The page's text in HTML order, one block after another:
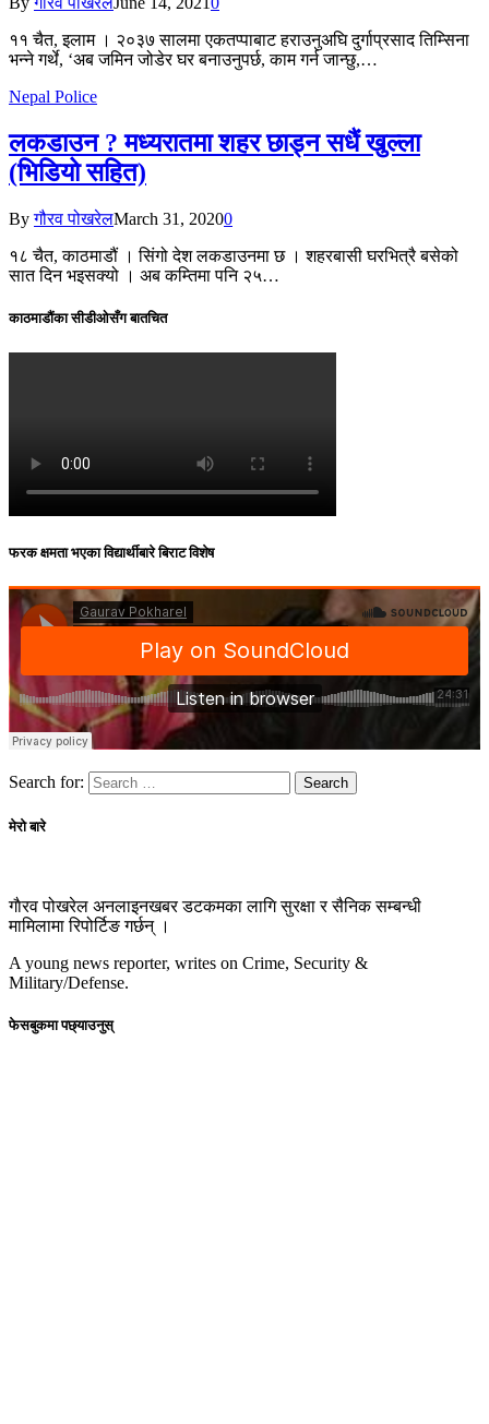
११ चैत, इलाम । २०३७ सालमा एकतप्पाबाट हराउनुअघि दुर्गाप्रसाद तिम्सिना
भन्ने गर्थे, ‘अब जमिन जोडेर घर बनाउनुपर्छ, काम गर्न जान्छु,…
Nepal Police
लकडाउन ? मध्यरातमा शहर छाड्न सधैं खुल्ला
(भिडियो सहित)
By गौरव पोखरेलMarch 31, 20200
१८ चैत, काठमाडौं । सिंगो देश लकडाउनमा छ । शहरबासी घरभित्रै बसेको
सात दिन भइसक्यो । अब कम्तिमा पनि २५…
काठमाडौंका सीडीओसँग बातचित
फरक क्षमता भएका विद्यार्थीबारे बिराट विशेष
Search for:
मेरो बारे
गाैरव पोखरेल अनलाइनखबर डटकमका लागि सुरक्षा र सैनिक सम्बन्धी
मामिलामा रिपोर्टिङ गर्छन् ।
A young news reporter, writes on Crime, Security &
Military/Defense.
फेसबुकमा पछ्याउनुस्